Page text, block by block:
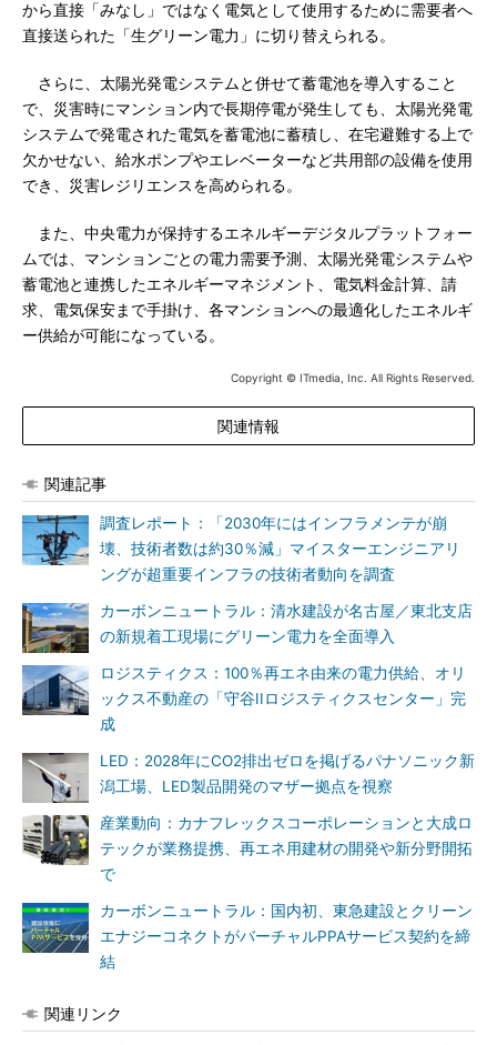
から直接「みなし」ではなく電気として使用するために需要者へ
直接送られた「生グリーン電力」に切り替えられる。
さらに、太陽光発電システムと併せて蓄電池を導入すること
で、災害時にマンション内で長期停電が発生しても、太陽光発電
システムで発電された電気を蓄電池に蓄積し、在宅避難する上で
欠かせない、給水ポンプやエレベーターなど共用部の設備を使用
でき、災害レジリエンスを高められる。
また、中央電力が保持するエネルギーデジタルプラットフォー
ムでは、マンションごとの電力需要予測、太陽光発電システムや
蓄電池と連携したエネルギーマネジメント、電気料金計算、請
求、電気保安まで手掛け、各マンションへの最適化したエネルギ
ー供給が可能になっている。
Copyright © ITmedia, Inc. All Rights Reserved.
関連情報
関連記事
調査レポート：「2030年にはインフラメンテが崩
壊、技術者数は約30％減」マイスターエンジニアリ
ングが超重要インフラの技術者動向を調査
カーボンニュートラル：清水建設が名古屋／東北支店
の新規着工現場にグリーン電力を全面導入
ロジスティクス：100％再エネ由来の電力供給、オリ
ックス不動産の「守谷IIロジスティクスセンター」完
成
LED：2028年にCO2排出ゼロを掲げるパナソニック新
潟工場、LED製品開発のマザー拠点を視察
産業動向：カナフレックスコーポレーションと大成ロ
テックが業務提携、再エネ用建材の開発や新分野開拓
で
カーボンニュートラル：国内初、東急建設とクリーン
エナジーコネクトがバーチャルPPAサービス契約を締
結
関連リンク